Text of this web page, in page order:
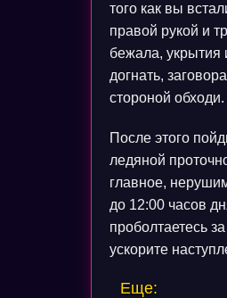
того как вы
правой рукой и
бежала, укрытия
догнать,
стороной обходи.
После этого
ледяной
главное,
до 12:00 часов
проболтаетесь
ускорите
Еще: